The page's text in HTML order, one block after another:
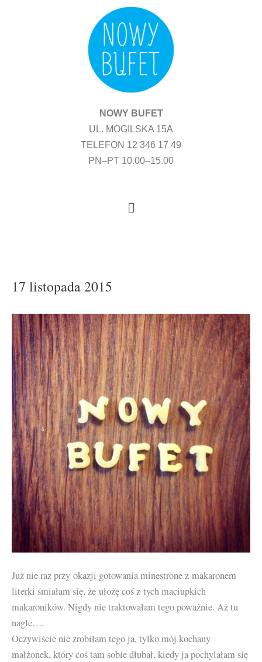
NOWY BUFET
UL. MOGILSKA 15A
TELEFON 12 346 17 49
PN–PT 10.00–15.00
Menu
17 listopada 2015
Już nie raz przy okazji gotowania minestrone z makaronem
literki śmiałam się, że ułożę coś z tych maciupkich
makaroników. Nigdy nie traktowałam tego poważnie. Aż tu
nagle….
Oczywiście nie zrobiłam tego ja, tylko mój kochany
małżonek, który coś tam sobie dłubał, kiedy ja pochylałam się